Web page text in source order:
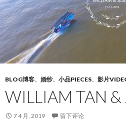
BLOG博客、 婚纱、 小品PIECES、 影片
WILLIAM TAN &
7 4 月, 2019 留下评论